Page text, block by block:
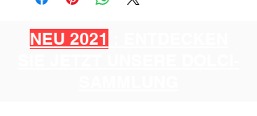
NEU 2021